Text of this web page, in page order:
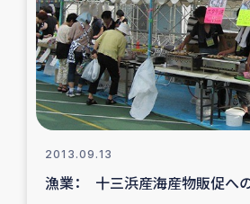
カカオ生産者支援
シリア国内避難民・帰還民
トルコにおけるシリア難
インドネシア中部 スラウェシの地
2013.09.13
漁業： 十三浜産海産物販促へ